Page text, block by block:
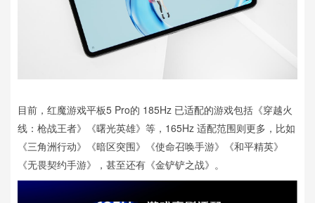
目前，红魔游戏平板5 Pro的 185Hz 已适配的游戏包括《穿越火
线：枪战王者》《曙光英雄》等，165Hz 适配范围则更多，比如
《三角洲行动》《暗区突围》《使命召唤手游》《和平精英》
《无畏契约手游》，甚至还有《金铲铲之战》。